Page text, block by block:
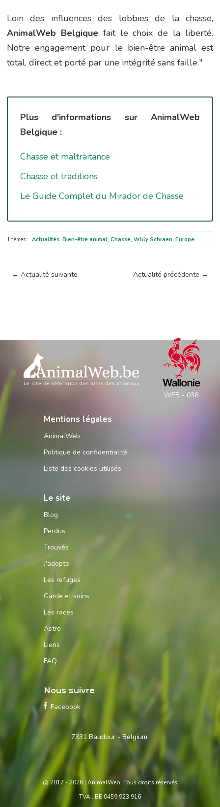
Loin des influences des lobbies de la chasse,
AnimalWeb Belgiquefait le choix de la liberté.
Notre engagement pour le bien-être animal est
total, direct et porté par une intégrité sans faille."
Plus d'informations sur AnimalWeb
Belgique :
Chasse et maltraitance
Chasse et traditions
Le Guide Complet du Mirador de Chasse
Thèmes : Actualités, Bien-être animal, Chasse, Willy Schraen, Europe
← Actualité suivante Actualité précédente →
WEB - 036
Mentions légales
AnimalWeb
Politique de confidentialité
Liste des cookies utilisés
Le site
Blog
Perdus
Trouvés
J'adopte
Les refuges
Garde et soins
Les races
Astro
Liens
FAQ
Contactez-
7331 Baudour - Belgium,
Nous suivre
Facebook
2017 - 2026 | AnimalWeb, Tous droits réservés
TVA : BE 0459.923.916